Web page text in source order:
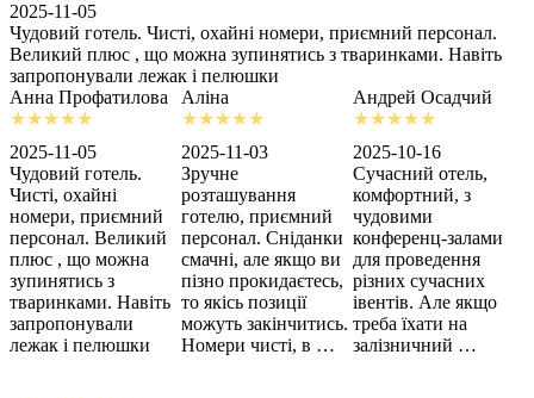
2025-11-05
Чудовий готель. Чисті, охайні номери, приємний персонал.
Великий плюс , що можна зупинятись з тваринками. Навіть
запропонували лежак і пелюшки
Анна Профатилова
2025-11-05
Чудовий готель.
Чисті, охайні
номери, приємний
персонал. Великий
плюс , що можна
зупинятись з
тваринками. Навіть
запропонували
лежак і пелюшки
Аліна
2025-11-03
Зручне
розташування
готелю, приємний
персонал. Сніданки
смачні, але якщо ви
пізно прокидаєтесь,
то якісь позиції
можуть закінчитись.
Номери чисті, в …
Андрей Осадчий
2025-10-16
Сучасний отель,
комфортний, з
чудовими
конференц-залами
для проведення
різних сучасних
івентів. Але якщо
треба їхати на
залізничний …